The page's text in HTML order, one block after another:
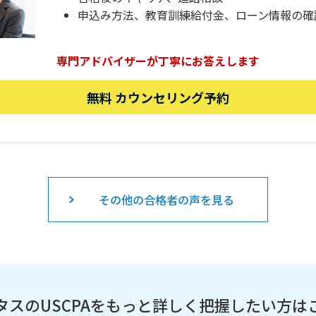
申込み方法、教育訓練給付金、ローン情報の
専門アドバイザーが丁寧にお答えします
無料 カウンセリング予約
その他の合格者の声を見る
スのUSCPAをもっと詳しく把握したい方は